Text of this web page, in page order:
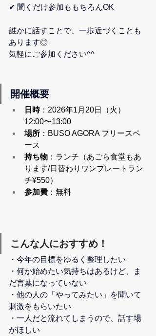
✔ 聞くだけ参加ももちろんOK
誰かに話すことで、一歩近づくことも
あります◎
気軽にご参加ください^^
開催概要
日時：2026年1月20日（火）
12:00〜13:00
場所 ：BUSO AGORA フリースペ
ース
持ち物 ：ランチ（あごら食堂もあ
ります/日替わりワンプレートラン
チ¥550）
参加費 ：無料
こんな人におすすめ！
・今年の目標をゆるく整理したい
・何か始めたい気持ちはあるけど、ま
だ言葉になっていない
・他の人の「やってみたい」を聞いて
刺激をもらいたい
・一人だと流れてしまうので、話す場
がほしい